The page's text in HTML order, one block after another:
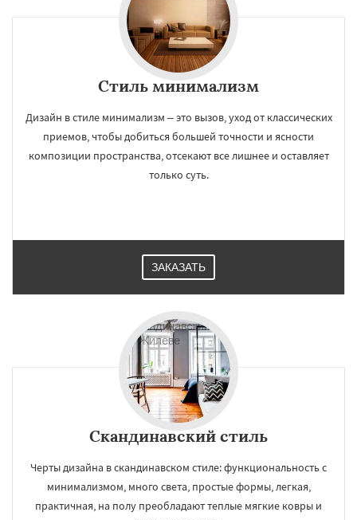
Стиль минимализм
Дизайн в стиле минимализм – это вызов, уход от классических
приемов, чтобы добиться большей точности и ясности
композиции пространства, отсекают все лишнее и оставляет
только суть.
ЗАКАЗАТЬ
Скандинавский стиль
Черты дизайна в скандинавском стиле: функциональность с
минимализмом, много света, простые формы, легкая,
практичная, на полу преобладают теплые мягкие ковры и